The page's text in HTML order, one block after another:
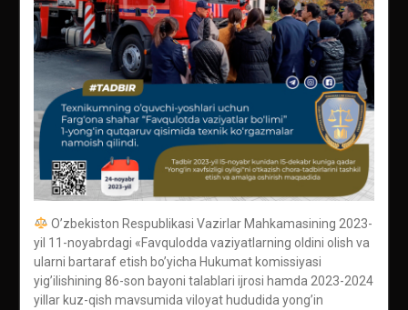
O’zbekiston Respublikasi Vazirlar Mahkamasining 2023-
yil 11-noyabrdagi «Favqulodda vaziyatlarning oldini olish va
ularni bartaraf etish bo’yicha Hukumat komissiyasi
yig’ilishining 86-son bayoni talablari ijrosi hamda 2023-2024
yillar kuz-qish mavsumida viloyat hududida yong’in